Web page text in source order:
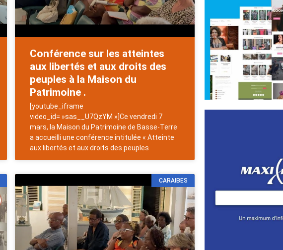
Conférence sur les atteintes
aux libertés et aux droits des
peuples à la Maison du
Patrimoine .
[youtube_iframe
video_id= »sas__U7QzYM »]Ce vendredi 7
mars, la Maison du Patrimoine de Basse-Terre
a accueilli une conférence intitulée « Atteinte
aux libertés et aux droits des peuples
CARAIBES